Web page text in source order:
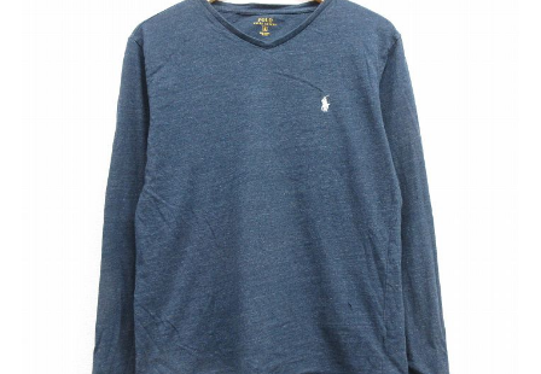
リーバイス ラッセル・アスレ
チック
カ行 サ行
タ行
ハ行 マ行 ラ行
Search by Itemアイテムから探す
ジャケット スウェット セーター